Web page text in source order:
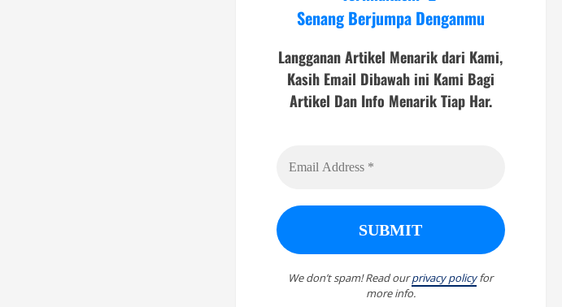
Senang Berjumpa Denganmu
Langganan Artikel Menarik dari Kami,
Kasih Email Dibawah ini Kami Bagi
Artikel Dan Info Menarik Tiap Har.
We don’t spam! Read ourprivacy policyfor
more info.